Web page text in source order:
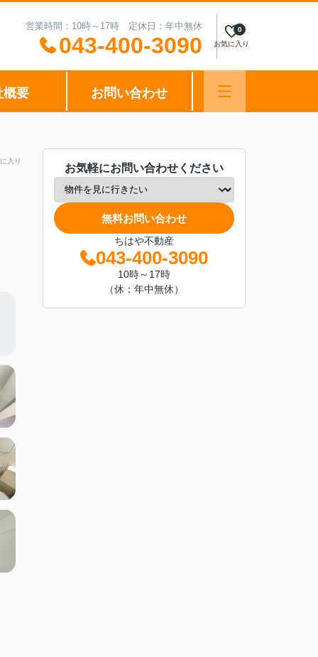
営業時間：10時～17時 定休日：年中無休
043-400-3090 お気に入り
0
概要 お問い合わせ
入り
お気軽にお問い合わせください
無料お問い合わせ
ちはや不動産
043-400-3090
10時～17時
（休：年中無休）